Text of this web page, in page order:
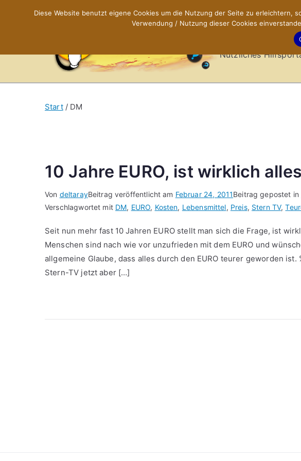
X-
Nützliches
Start DM
10 Jahre EURO, ist wirklich
Von deltarayBeitrag veröffentlicht am Februar 24, 2011Beitrag gepostet in
Verschlagwortet mit DM, EURO, Kosten, Lebensmittel, Preis, Stern TV,
Seit nun mehr fast 10 Jahren EURO stellt man sich die Frage, ist
Menschen sind nach wie vor unzufrieden mit dem EURO und
allgemeine Glaube, dass alles durch den EURO teurer geworden
Stern-TV jetzt aber […]
Diese Website benutzt eigene Cookies um die Nutzung der Seite zu erleichtern,
Verwendung / Nutzung dieser Cookies